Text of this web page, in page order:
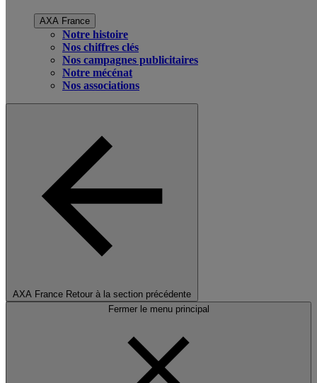
AXA France
Notre histoire
Nos chiffres clés
Nos campagnes publicitaires
Notre mécénat
Nos associations
AXA France Retour à la section précédente
Fermer le menu principal